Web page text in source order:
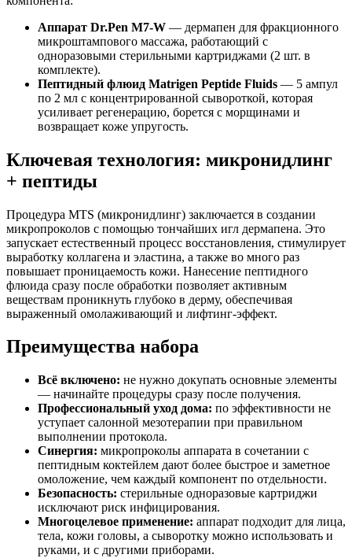
Аппарат Dr.Pen M7-W — дермапен для фракционного
микроштампового массажа, работающий с
одноразовыми стерильными картриджами (2 шт. в
комплекте).
Пептидный флюид Matrigen Peptide Fluids — 5 ампул
по 2 мл с концентрированной сывороткой, которая
усиливает регенерацию, борется с морщинами и
возвращает коже упругость.
Ключевая технология: микронидлинг
+ пептиды
Процедура MTS (микронидлинг) заключается в создании
микропроколов с помощью тончайших игл дермапена. Это
запускает естественный процесс восстановления, стимулирует
выработку коллагена и эластина, а также во много раз
повышает проницаемость кожи. Нанесение пептидного
флюида сразу после обработки позволяет активным
веществам проникнуть глубоко в дерму, обеспечивая
выраженный омолаживающий и лифтинг-эффект.
Преимущества набора
Всё включено: не нужно докупать основные элементы
— начинайте процедуры сразу после получения.
Профессиональный уход дома: по эффективности не
уступает салонной мезотерапии при правильном
выполнении протокола.
Синергия: микропроколы аппарата в сочетании с
пептидным коктейлем дают более быстрое и заметное
омоложение, чем каждый компонент по отдельности.
Безопасность: стерильные одноразовые картриджи
исключают риск инфицирования.
Многоцелевое применение: аппарат подходит для лица,
тела, кожи головы, а сыворотку можно использовать и
руками, и с другими приборами.